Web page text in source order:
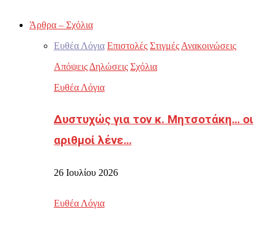
Άρθρα – Σχόλια
Ευθέα Λόγια Επιστολές Στιγμές Ανακοινώσεις
Απόψεις Δηλώσεις Σχόλια
Ευθέα Λόγια
Δυστυχώς για τον κ. Μητσοτάκη… οι
αριθμοί λένε…
26 Ιουλίου 2026
Ευθέα Λόγια